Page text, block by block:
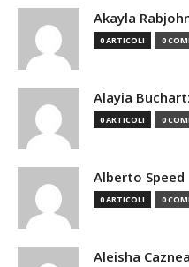
Akayla
0 ARTICOLI 0
Alayia
0 ARTICOLI 0
Alberto Speed
0 ARTICOLI 0
Aleisha